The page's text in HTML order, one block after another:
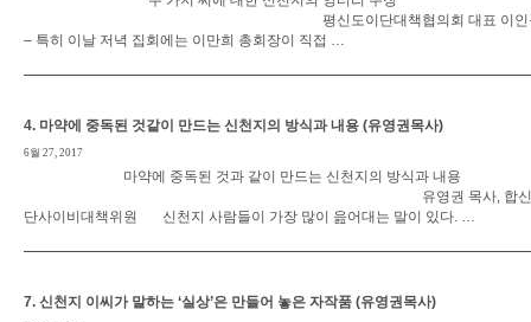
평신도이단대책협의회 대표 이인
– 특히 이날 저녁 집회에는 이만희 총회장이 직접 …
4. 마약에 중독된 것같이 만드는 신천지의 방식과 내용 (유영권목사)
6월 27, 2017
마약에 중독된 것과 같이 만드는 신천지의 방식과 내용
유영권 목사, 합신
단사이비대책위원 신천지 사람들이 가장 많이 읊어대는 말이 있다. …
7. 신천지 이씨가 말하는 ‘실상’은 만들어 놓은 자작품 (유영권목사)